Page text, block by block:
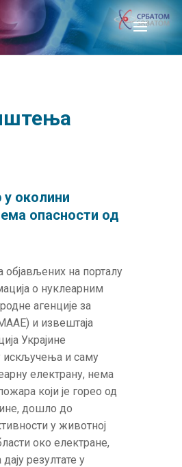
околини
опасности од
објављених на порталу
о нуклеарним
агенције за
и извештаја
Украјине
искључења и саму
електрану, нема
који је горео од
дошло до
у животној
око електране,
резултате у